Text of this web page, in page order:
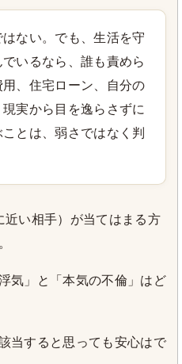
ない。でも、生活を守
いるなら、誰も責めら
、住宅ローン、自分の
実から目を逸らさずに
とは、弱さではなく判
い相手）が当てはまる方
気」と「本気の不倫」はど
当すると思っても安心はで